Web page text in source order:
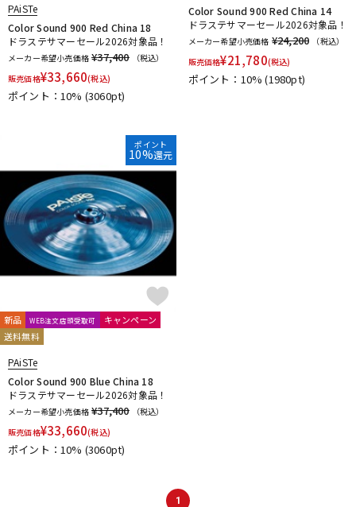
PAiSTe
Color Sound 900 Red China 18
ドラステサマーセール2026対象品！
メーカー希望小売価格 ¥37,400
（税込）
販売価格¥33,660(税込)
ポイント：10% (3060pt)
Color Sound 900 Red China 14
ドラステサマーセール2026対象品！
メーカー希望小売価格 ¥24,200
（税込）
販売価格¥21,780(税込)
ポイント：10%(1980pt)
ポイント
10%還元
新品 WEB注文店頭受取可
キャンペーン
送料無料
PAiSTe
Color Sound 900 Blue China 18
ドラステサマーセール2026対象品！
メーカー希望小売価格 ¥37,400
（税込）
販売価格¥33,660(税込)
ポイント：10% (3060pt)
1